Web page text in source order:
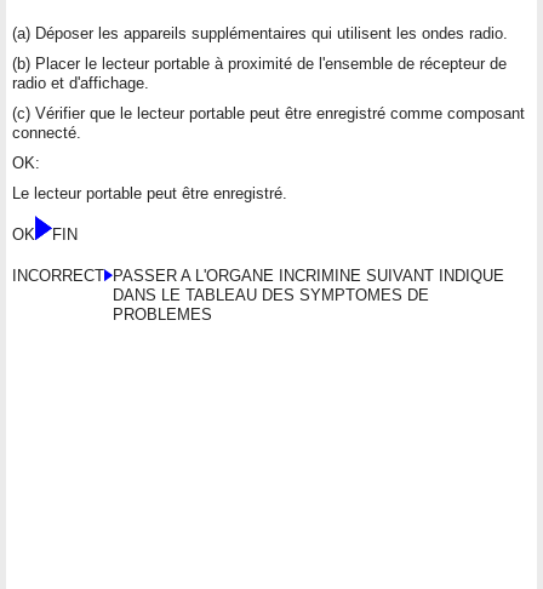
(a) Déposer les appareils supplémentaires qui utilisent les ondes radio.
(b) Placer le lecteur portable à proximité de l'ensemble de récepteur de
radio et d'affichage.
(c) Vérifier que le lecteur portable peut être enregistré comme composant
connecté.
OK:
Le lecteur portable peut être enregistré.
OK FIN
INCORRECT PASSER A L'ORGANE INCRIMINE SUIVANT INDIQUE
DANS LE TABLEAU DES SYMPTOMES DE
PROBLEMES